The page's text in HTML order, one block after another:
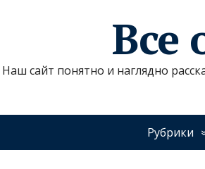
Все
Наш сайт понятно и наглядно
Рубрики